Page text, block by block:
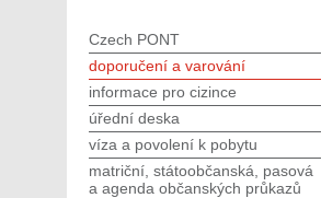
Czech PONT
doporučení a varování
informace pro cizince
úřední deska
víza a povolení k pobytu
matriční, státoobčanská, pasová
a agenda občanských průkazů